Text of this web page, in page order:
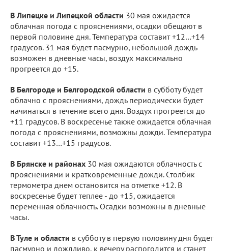
В Липецке и Липецкой области 30 мая ожидается
облачная погода с прояснениями, осадки обещают в
первой половине дня. Температура составит +12…+14
градусов. 31 мая будет пасмурно, небольшой дождь
возможен в дневные часы, воздух максимально
прогреется до +15.
В Белгороде и Белгородской области в субботу будет
облачно с прояснениями, дождь периодически будет
начинаться в течение всего дня. Воздух прогреется до
+11 градусов. В воскресенье также ожидается облачная
погода с прояснениями, возможны дожди. Температура
составит +13…+15 градусов.
В Брянске и районах 30 мая ожидаются облачность с
прояснениями и кратковременные дожди. Столбик
термометра днем остановится на отметке +12. В
воскресенье будет теплее - до +15, ожидается
переменная облачность. Осадки возможны в дневные
часы.
В Туле и области в субботу в первую половину дня будет
пасмурно и дождливо, к вечеру распогодится и станет